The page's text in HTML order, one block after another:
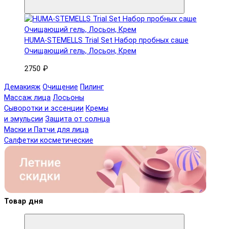
HUMA-STEMELLS Trial Set Набор пробных саше
Очищающий гель, Лосьон, Крем
2750 ₽
Демакияж Очищение Пилинг
Массаж лица Лосьоны
Сыворотки и эссенции Кремы
и эмульсии Защита от солнца
Маски и Патчи для лица
Салфетки косметические
Товар дня